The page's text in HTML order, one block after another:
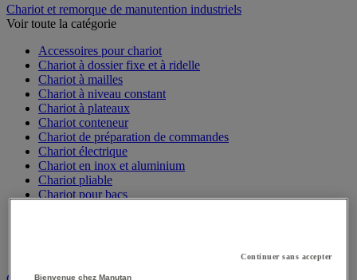
Chariot et remorque de manutention industriels
Voir toute la catégorie
Accessoires pour chariot
Chariot à dossier fixe et à ridelle
Chariot à mailles
Chariot à niveau constant
Chariot à plateaux
Chariot conteneur
Chariot de préparation de commandes
Chariot électrique
Chariot en inox et aluminium
Chariot pliable
Chariot pour bacs
Continuer sans accepter
Bienvenue chez Manutan